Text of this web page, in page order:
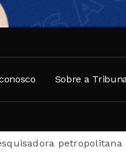
Sobre a
petropolitana é